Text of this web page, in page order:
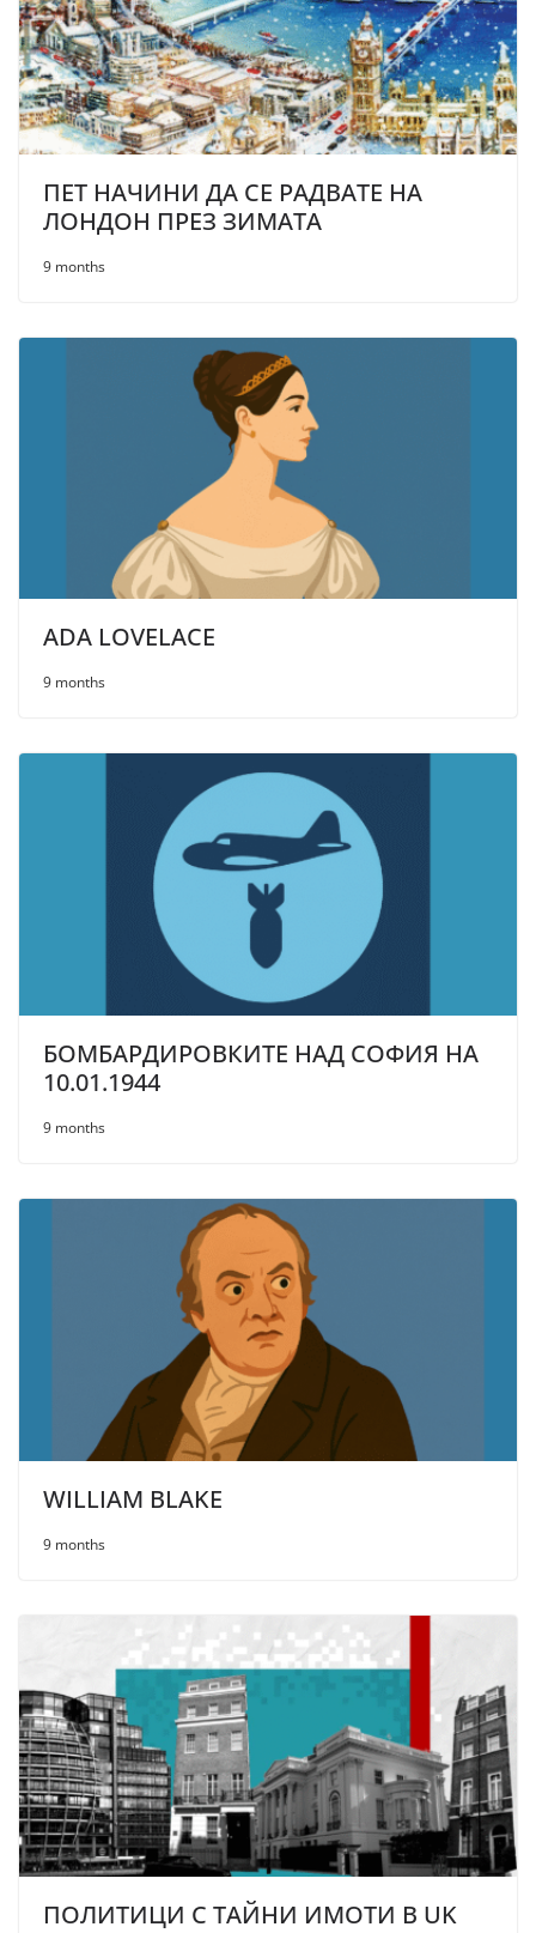
ПЕТ НАЧИНИ ДА СЕ РАДВАТЕ НА
ЛОНДОН ПРЕЗ ЗИМАТА
9 months
ADA LOVELACE
9 months
БОМБАРДИРОВКИТЕ НАД СОФИЯ НА
10.01.1944
9 months
WILLIAM BLAKE
9 months
ПОЛИТИЦИ С ТАЙНИ ИМОТИ В UK